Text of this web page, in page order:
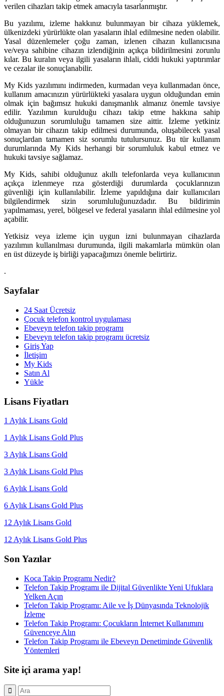
verilen cihazları takip etmek amacıyla tasarlanmıştır.
Bu yazılımı, izleme hakkınız bulunmayan bir cihaza yüklemek,
ülkenizdeki yürürlükte olan yasaların ihlal edilmesine neden olabilir.
Yasal düzenlemeler çoğu zaman, izlenen cihazın kullanıcısına
ve/veya sahibine cihazın izlendiğinin açıkça bildirilmesini zorunlu
kılar. Bu kuralın veya ilgili yasaların ihlali, ciddi hukuki yaptırımlar
ve cezalar ile sonuçlanabilir.
My Kids yazılımını indirmeden, kurmadan veya kullanmadan önce,
kullanım amacınızın yürürlükteki yasalara uygun olduğundan emin
olmak için bağımsız hukuki danışmanlık almanız önemle tavsiye
edilir. Yazılımın kurulduğu cihazı takip etme hakkına sahip
olduğunuzun sorumluluğu tamamen size aittir. İzleme yetkiniz
olmayan bir cihazın takip edilmesi durumunda, oluşabilecek yasal
sonuçlardan tamamen siz sorumlu tutulursunuz. Bu tür kullanım
durumlarında My Kids herhangi bir sorumluluk kabul etmez ve
hukuki tavsiye sağlamaz.
My Kids, sahibi olduğunuz akıllı telefonlarda veya kullanıcının
açıkça izlenmeye rıza gösterdiği durumlarda çocuklarınızın
güvenliği için kullanılabilir. İzleme yapıldığına dair kullanıcıları
bilgilendirmek sizin sorumluluğunuzdadır. Bu bildirimin
yapılmaması, yerel, bölgesel ve federal yasaların ihlal edilmesine yol
açabilir.
Yetkisiz veya izleme için uygun izni bulunmayan cihazlarda
yazılımın kullanılması durumunda, ilgili makamlarla mümkün olan
en üst düzeyde iş birliği yapacağımızı önemle belirtiriz.
.
Sayfalar
24 Saat Ücretsiz
Çocuk telefon kontrol uygulaması
Ebeveyn telefon takip programı
Ebeveyn telefon takip programı ücretsiz
Giriş Yap
İletişim
My Kids
Satın Al
Yükle
Lisans Fiyatları
1 Aylık Lisans Gold
1 Aylık Lisans Gold Plus
3 Aylık Lisans Gold
3 Aylık Lisans Gold Plus
6 Aylık Lisans Gold
6 Aylık Lisans Gold Plus
12 Aylık Lisans Gold
12 Aylık Lisans Gold Plus
Son Yazılar
Koca Takip Programı Nedir?
Telefon Takip Programı ile Dijital Güvenlikte Yeni Ufuklara
Yelken Açın
Telefon Takip Programı: Aile ve İş Dünyasında Teknolojik
İzleme
Telefon Takip Programı: Çocukların İnternet Kullanımını
Güvenceye Alın
Telefon Takip Programı ile Ebeveyn Denetiminde Güvenlik
Yöntemleri
Site içi arama yap!